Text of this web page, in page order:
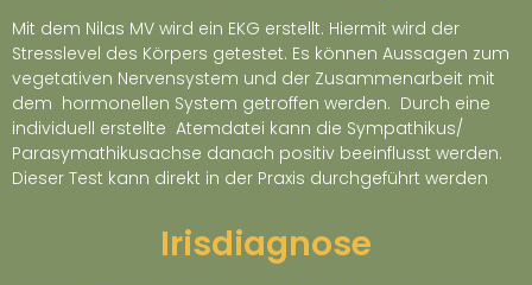
Mit dem Nilas MV wird ein EKG erstellt. Hiermit wird der
Stresslevel des Körpers getestet. Es können Aussagen zum
vegetativen Nervensystem und der Zusammenarbeit mit
dem hormonellen System getroffen werden. Durch eine
individuell erstellte Atemdatei kann die Sympathikus/
Parasymathikusachse danach positiv beeinflusst werden.
Dieser Test kann direkt in der Praxis durchgeführt werden
Irisdiagnose